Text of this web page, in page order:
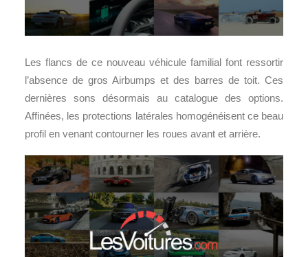
Les flancs de ce nouveau véhicule familial font ressortir
l’absence de gros Airbumps et des barres de toit. Ces
dernières sons désormais au catalogue des options.
Affinées, les protections latérales homogénéisent ce beau
profil en venant contourner les roues avant et arrière.